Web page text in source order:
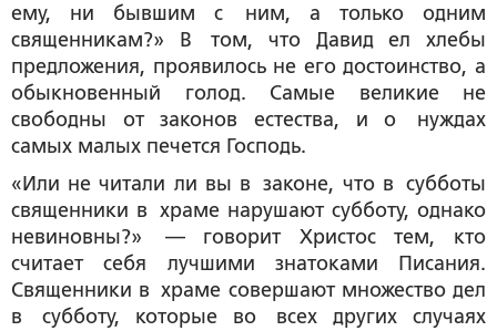
ему, ни бывшим с ним, а только одним
священникам?» В том, что Давид ел хлебы
предложения, проявилось не его достоинство, а
обыкновенный голод. Самые великие не
свободны от законов естества, и о нуждах
самых малых печется Господь.
«Или не читали ли вы в законе, что в субботы
священники в храме нарушают субботу, однако
невиновны?» — говорит Христос тем, кто
считает себя лучшими знатоками Писания.
Священники в храме совершают множество дел
в субботу, которые во всех других случаях